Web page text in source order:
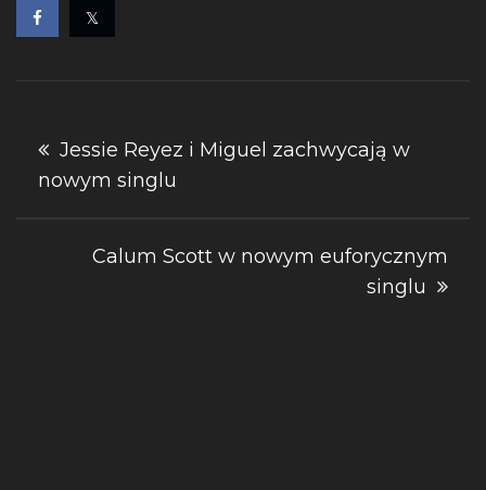
Nawigacja
wpisu
Jessie Reyez i Miguel zachwycają w
nowym singlu
Calum Scott w nowym euforycznym
singlu